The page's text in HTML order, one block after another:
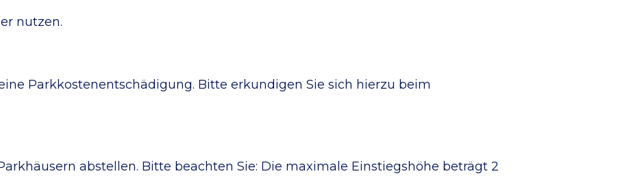
nutzen.
Parkkostenentschädigung. Bitte erkundigen Sie sich hierzu beim
abstellen. Bitte beachten Sie: Die maximale Einstiegshöhe beträgt 2